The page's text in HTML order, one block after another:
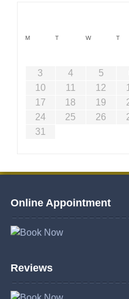
M T W T
3
4 5
10
11 12
17
18 19
24
25 26
31
Online Appointment
Reviews